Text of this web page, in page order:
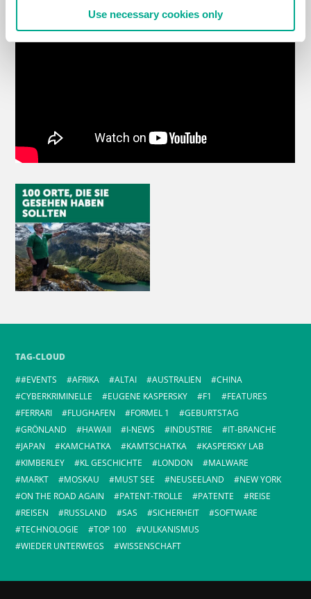
Use necessary cookies only
TAG-CLOUD
#EVENTS
AFRIKA ALTAI AUSTRALIEN
CHINA
CYBERKRIMINELLE
EUGENE KASPERSKY F1
FEATURES
FERRARI
FLUGHAFEN FORMEL 1
GEBURTSTAG
GRÖNLAND
HAWAII I-NEWS INDUSTRIE
IT-BRANCHE
JAPAN
KAMCHATKA KAMTSCHATKA
KASPERSKY LAB
KIMBERLEY
KL GESCHICHTE LONDON
MALWARE
MARKT
MOSKAU MUST SEE NEUSEELAND
NEW YORK
ON THE ROAD AGAIN
PATENT-TROLLE PATENTE
REISE
REISEN
RUSSLAND SAS SICHERHEIT
SOFTWARE
TECHNOLOGIE
TOP 100
VULKANISMUS
WIEDER UNTERWEGS
WISSENSCHAFT